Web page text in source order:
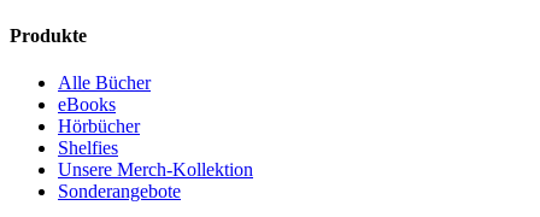
Produkte
Alle Bücher
eBooks
Hörbücher
Shelfies
Unsere Merch-Kollektion
Sonderangebote